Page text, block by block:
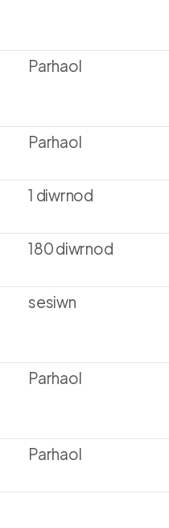
Parhaol
Parhaol
1 diwrnod
180 diwrnod
sesiwn
Parhaol
Parhaol